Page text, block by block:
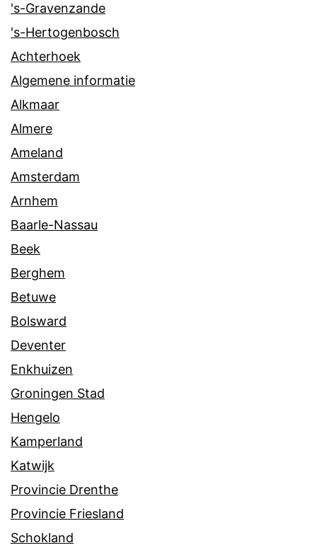
's-Gravenzande
's-Hertogenbosch
Achterhoek
Algemene informatie
Alkmaar
Almere
Ameland
Amsterdam
Arnhem
Baarle-Nassau
Beek
Berghem
Betuwe
Bolsward
Deventer
Enkhuizen
Groningen Stad
Hengelo
Kamperland
Katwijk
Provincie Drenthe
Provincie Friesland
Schokland